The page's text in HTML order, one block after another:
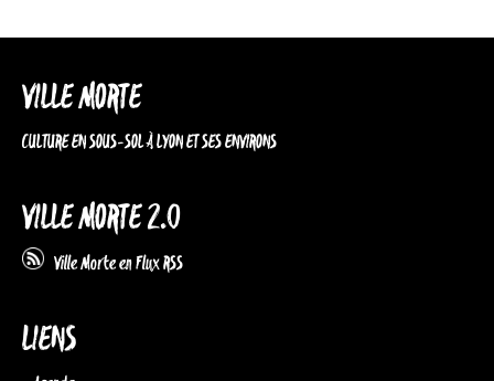
VILLE MORTE
CULTURE EN SOUS-SOL À LYON ET SES ENVIRONS
VILLE MORTE 2.0
Ville Morte en Flux RSS
LIENS